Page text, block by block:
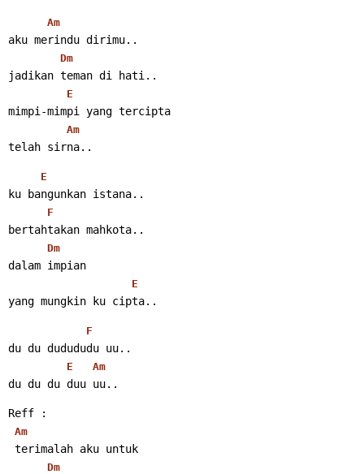
Am
aku merindu dirimu..
Dm
jadikan teman di hati..
E
mimpi-mimpi yang tercipta
Am
telah sirna..
E
ku bangunkan istana..
F
bertahtakan mahkota..
Dm
dalam impian
E
yang mungkin ku cipta..
F
du du dudududu uu..
E Am
du du du duu uu..
Reff :
Am
terimalah aku untuk
Dm